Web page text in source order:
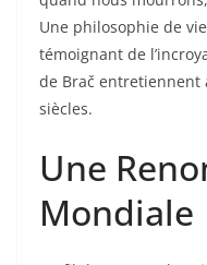
Une philosophie de
témoignant de
de Brač entretiennent
siècles.
Une
Mondiale